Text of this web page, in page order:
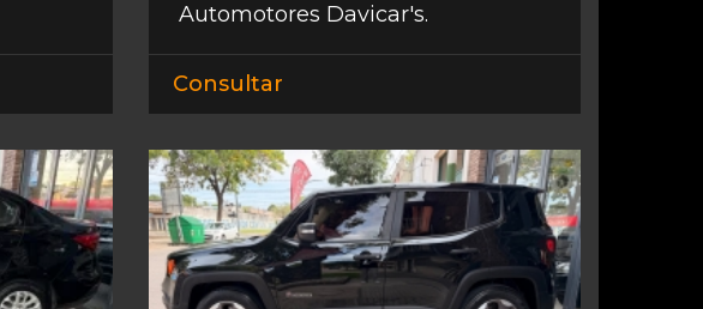
Automotores Davicar's.
Consultar